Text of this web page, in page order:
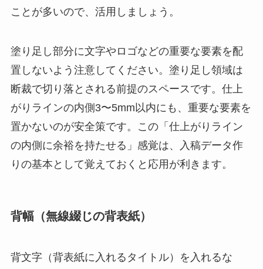
ことが多いので、活用しましょう。
塗り足し部分に文字やロゴなどの重要な要素を配
置しないよう注意してください。塗り足し領域は
断裁で切り落とされる前提のスペースです。仕上
がりラインの内側3〜5mm以内にも、重要な要素を
置かないのが安全策です。この「仕上がりライン
の内側に余裕を持たせる」感覚は、入稿データ作
りの基本として覚えておくと応用が利きます。
背幅（無線綴じの背表紙）
背文字（背表紙に入れるタイトル）を入れるな